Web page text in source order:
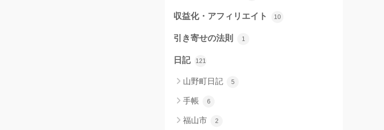
収益化・アフィリエイト 10
引き寄せの法則 1
日記 121
山野町日記 5
手帳 6
福山市 2